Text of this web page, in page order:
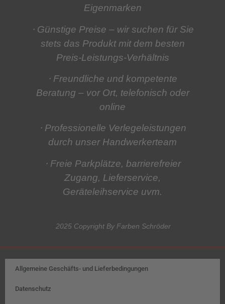
Eigenmarken
⋅ Günstige Preise – wir suchen für Sie
stets das Produkt mit dem besten
Preis-Leistungs-Verhältnis
⋅ Freundliche und kompetente
Beratung – vor Ort, telefonisch oder
online
⋅ Professionelle Verlegeleistungen
durch unser Handwerkerteam
⋅ Freie Parkplätze, barrierefreier
Zugang, Lieferservice,
Geräteleihservice uvm.
2025 Copyright By Farben Schröder
Allgemeine Geschäfts- und Lieferbedingungen
Datenschutz